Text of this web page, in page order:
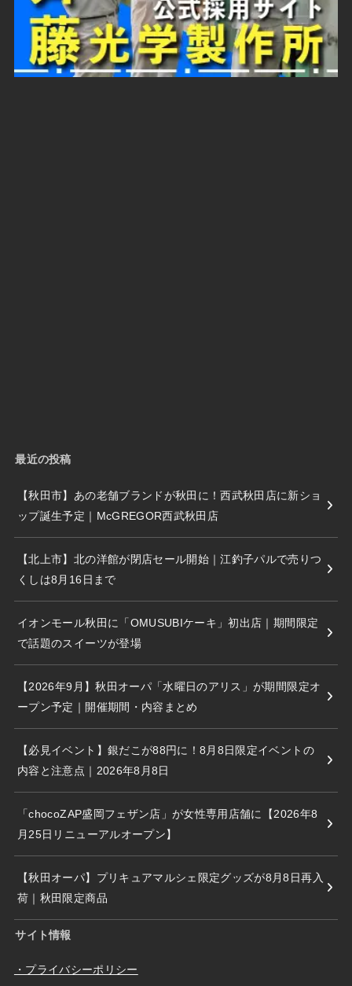
最近の投稿
【秋田市】あの老舗ブランドが秋田に！西武秋田店に新ショ
ップ誕生予定｜McGREGOR西武秋田店
【北上市】北の洋館が閉店セール開始｜江釣子パルで売りつ
くしは8月16日まで
イオンモール秋田に「OMUSUBIケーキ」初出店｜期間限定
で話題のスイーツが登場
【2026年9月】秋田オーパ「水曜日のアリス」が期間限定オ
ープン予定｜開催期間・内容まとめ
【必見イベント】銀だこが88円に！8月8日限定イベントの
内容と注意点｜2026年8月8日
「chocoZAP盛岡フェザン店」が女性専用店舗に【2026年8
月25日リニューアルオープン】
【秋田オーパ】プリキュアマルシェ限定グッズが8月8日再入
荷｜秋田限定商品
サイト情報
・プライバシーポリシー